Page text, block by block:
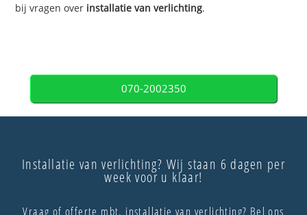
bij vragen over installatie van verlichting.
070-2002350
Installatie van verlichting? Wij staan 6 dagen per
week voor u klaar!
Vraag of offerte mbt. installatie van verlichting? Bel ons